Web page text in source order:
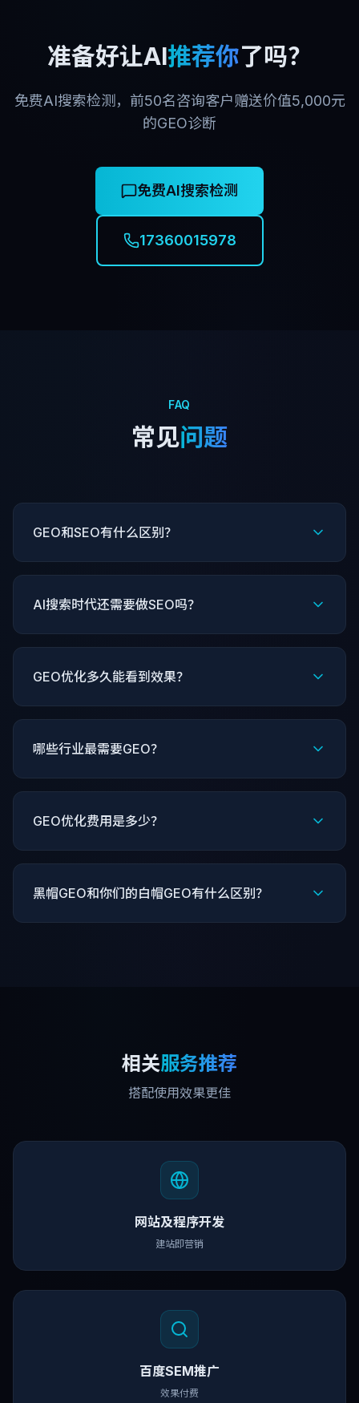
准备好让AI推荐你了吗？
免费AI搜索检测，前50名咨询客户赠送价值5,000元
的GEO诊断
免费AI搜索检测
17360015978
FAQ
常见问题
GEO和SEO有什么区别？
AI搜索时代还需要做SEO吗？
GEO优化多久能看到效果？
哪些行业最需要GEO？
GEO优化费用是多少？
黑帽GEO和你们的白帽GEO有什么区别？
相关服务推荐
搭配使用效果更佳
网站及程序开发
建站即营销
百度SEM推广
效果付费